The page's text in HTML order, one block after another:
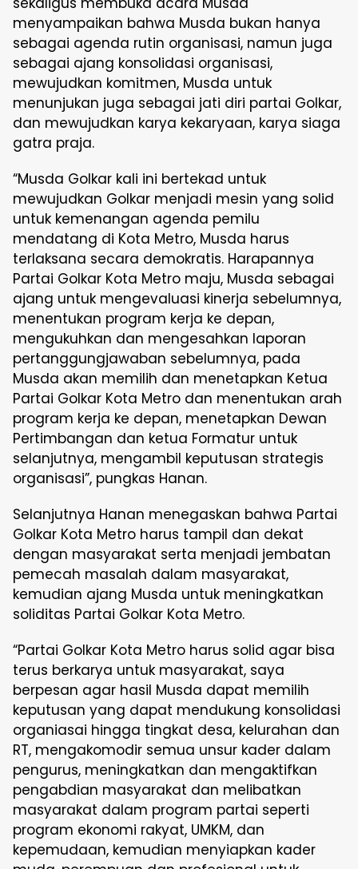
menyampaikan bahwa Musda bukan hanya
sebagai agenda rutin organisasi, namun juga
sebagai ajang konsolidasi organisasi,
mewujudkan komitmen, Musda untuk
menunjukan juga sebagai jati diri partai Golkar,
dan mewujudkan karya kekaryaan, karya siaga
gatra praja.
“Musda Golkar kali ini bertekad untuk
mewujudkan Golkar menjadi mesin yang solid
untuk kemenangan agenda pemilu
mendatang di Kota Metro, Musda harus
terlaksana secara demokratis. Harapannya
Partai Golkar Kota Metro maju, Musda sebagai
ajang untuk mengevaluasi kinerja sebelumnya,
menentukan program kerja ke depan,
mengukuhkan dan mengesahkan laporan
pertanggungjawaban sebelumnya, pada
Musda akan memilih dan menetapkan Ketua
Partai Golkar Kota Metro dan menentukan arah
program kerja ke depan, menetapkan Dewan
Pertimbangan dan ketua Formatur untuk
selanjutnya, mengambil keputusan strategis
organisasi”, pungkas Hanan.
Selanjutnya Hanan menegaskan bahwa Partai
Golkar Kota Metro harus tampil dan dekat
dengan masyarakat serta menjadi jembatan
pemecah masalah dalam masyarakat,
kemudian ajang Musda untuk meningkatkan
soliditas Partai Golkar Kota Metro.
“Partai Golkar Kota Metro harus solid agar bisa
terus berkarya untuk masyarakat, saya
berpesan agar hasil Musda dapat memilih
keputusan yang dapat mendukung konsolidasi
organiasai hingga tingkat desa, kelurahan dan
RT, mengakomodir semua unsur kader dalam
pengurus, meningkatkan dan mengaktifkan
pengabdian masyarakat dan melibatkan
masyarakat dalam program partai seperti
program ekonomi rakyat, UMKM, dan
kepemudaan, kemudian menyiapkan kader